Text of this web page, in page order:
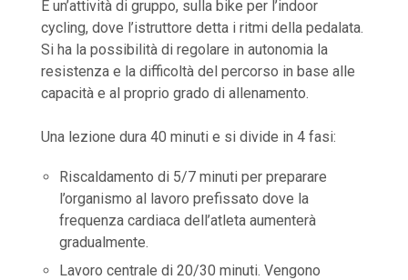
È un’attività di gruppo, sulla bike per l’indoor
cycling, dove l’istruttore detta i ritmi della pedalata.
Si ha la possibilità di regolare in autonomia la
resistenza e la difficoltà del percorso in base alle
capacità e al proprio grado di allenamento.
Una lezione dura 40 minuti e si divide in 4 fasi:
Riscaldamento di 5/7 minuti per preparare
l’organismo al lavoro prefissato dove la
frequenza cardiaca dell’atleta aumenterà
gradualmente.
Lavoro centrale di 20/30 minuti. Vengono